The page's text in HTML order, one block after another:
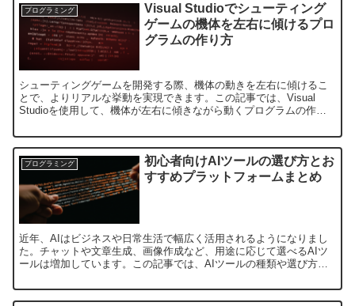
プログラミング
Visual Studioでシューティング
ゲームの機体を左右に傾けるプロ
グラムの作り方
シューティングゲームを開発する際、機体の動きを左右に傾けるこ
とで、よりリアルな挙動を実現できます。この記事では、Visual
Studioを使用して、機体が左右に傾きながら動くプログラムの作り
プログラミング
初心者向けAIツールの選び方とお
すすめプラットフォームまとめ
近年、AIはビジネスや日常生活で幅広く活用されるようになりまし
た。チャットや文章生成、画像作成など、用途に応じて選べるAIツ
ールは増加しています。この記事では、AIツールの種類や選び方、